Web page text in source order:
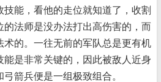
能，看他的走位就知道了，收割
的法师是没办法打出高伤害的，而
术的。一往无前的军队总是更有机
是非常关键的，因此被敌人近身
箭兵便是一组极致组合。